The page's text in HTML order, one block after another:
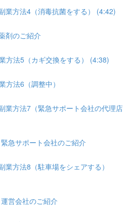
方法4（消毒抗菌をする） (4:42)
剤のご紹介
法5（カギ交換をする） (4:38)
法6（調整中）
方法7（緊急サポート会社の代理店
急サポート会社のご紹介
方法8（駐車場をシェアする）
営会社のご紹介